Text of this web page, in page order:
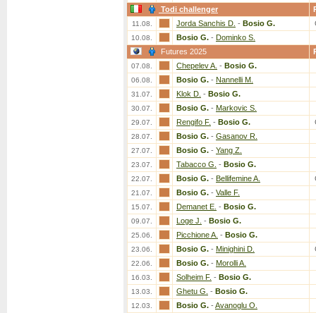
Todi challenger
11.08. Jorda Sanchis D. - Bosio G.
10.08. Bosio G. - Dominko S.
Futures 2025
07.08. Chepelev A. - Bosio G.
06.08. Bosio G. - Nannelli M.
31.07. Klok D. - Bosio G.
30.07. Bosio G. - Markovic S.
29.07. Rengifo F. - Bosio G.
28.07. Bosio G. - Gasanov R.
27.07. Bosio G. - Yang Z.
23.07. Tabacco G. - Bosio G.
22.07. Bosio G. - Bellifemine A.
21.07. Bosio G. - Valle F.
15.07. Demanet E. - Bosio G.
09.07. Loge J. - Bosio G.
25.06. Picchione A. - Bosio G.
23.06. Bosio G. - Minighini D.
22.06. Bosio G. - Morolli A.
16.03. Solheim F. - Bosio G.
13.03. Ghetu G. - Bosio G.
12.03. Bosio G. - Avanoglu O.